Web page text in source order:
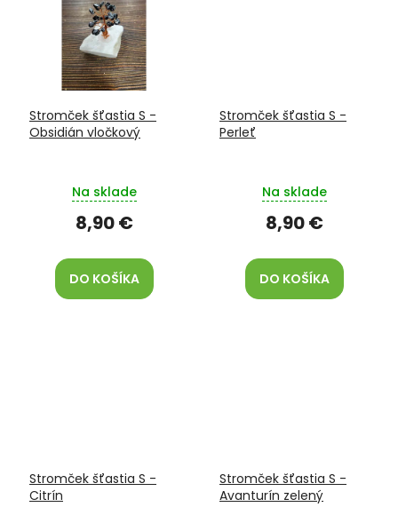
Stromček šťastia S -
Obsidián vločkový
Na sklade
8,90 €
DO KOŠÍKA
Stromček šťastia S -
Perleť
Na sklade
8,90 €
DO KOŠÍKA
Stromček šťastia S -
Citrín
Stromček šťastia S -
Avanturín zelený